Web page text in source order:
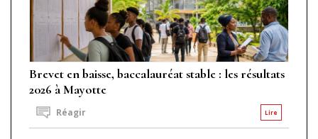
Brevet en baisse, baccalauréat stable : les résultats
2026 à Mayotte
Lire
Réagir